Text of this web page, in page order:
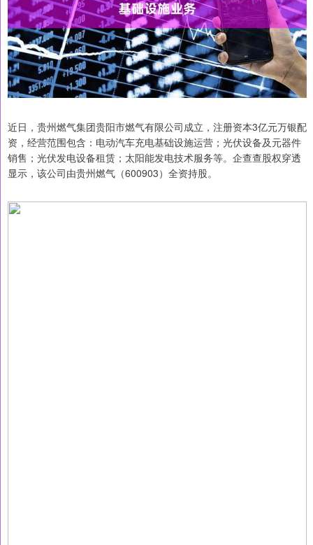
近日，贵州燃气集团贵阳市燃气有限公司成立，注册资本3亿元万银配
资，经营范围包含：电动汽车充电基础设施运营；光伏设备及元器件
销售；光伏发电设备租赁；太阳能发电技术服务等。企查查股权穿透
显示，该公司由贵州燃气（600903）全资持股。